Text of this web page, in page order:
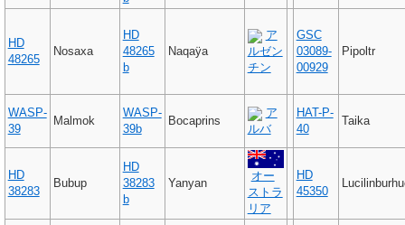
HD
48265
Nosaxa
HD
48265
b
Naqaÿa
ア
ルゼン
チン
GSC
03089-
00929
Pipoltr
WASP-
39
Malmok
WASP-
39b
Bocaprins
ア
ルバ
HAT-P-
40
Taika
HD
38283
Bubup
HD
38283
b
Yanyan
オー
ストラ
リア
HD
45350